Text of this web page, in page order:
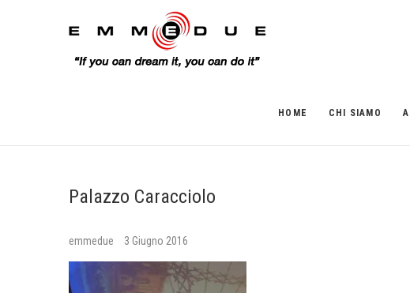
HOME CHI SIAMO
Palazzo Caracciolo
emmedue 3 Giugno 2016